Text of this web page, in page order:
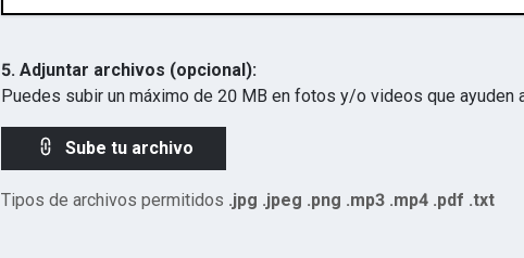
5. Adjuntar archivos (opcional):
Puedes subir un máximo de 20 MB en fotos y/o videos que ayuden
Sube tu archivo
Tipos de archivos permitidos .jpg .jpeg .png .mp3 .mp4 .pdf .txt